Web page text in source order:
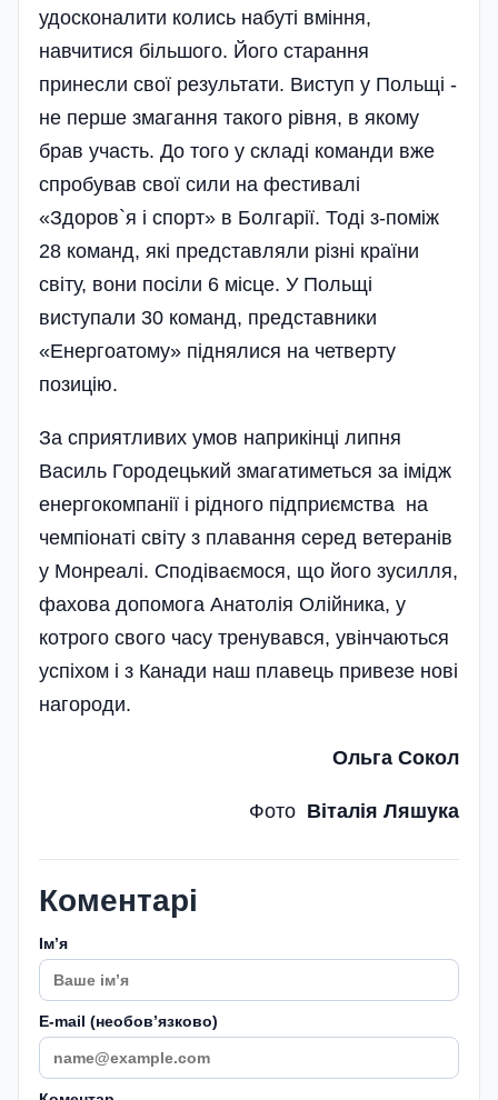
удосконалити колись набуті вміння,
навчитися більшого. Його старання
принесли свої результати. Виступ у Польщі -
не перше змагання такого рівня, в якому
брав участь. До того у складі команди вже
спробував свої сили на фестивалі
«Здоров`я і спорт» в Болгарії. Тоді з-поміж
28 команд, які представляли різні країни
світу, вони посіли 6 місце. У Польщі
виступали 30 команд, представники
«Енергоатому» піднялися на четверту
позицію.
За сприятливих умов наприкінці липня
Василь Городецький змагатиметься за імідж
енергокомпанії і рідного підприємства на
чемпіонаті світу з плавання серед ветеранів
у Монреалі. Сподіваємося, що його зусилля,
фахова допомога Анатолія Олійника, у
котрого свого часу тренувався, увінчаються
успіхом і з Канади наш плавець привезе нові
нагороди.
Ольга Сокол
Фото Віталія Ляшука
Коментарі
Імʼя
E-mail (необовʼязково)